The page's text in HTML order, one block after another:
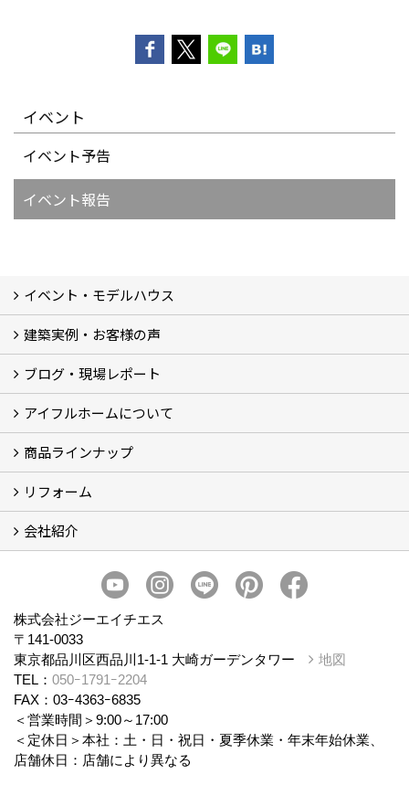
イベント
イベント予告
イベント報告
イベント・モデルハウス
イベント
モデルハウス見学
建築実例・お客様の声
建築実例
お客様の声
ブログ・現場レポート
ブログ
現場レポート
アイフルホームについて
アイフルホームについて (5)
商品ラインナップ
商品ラインナップ
リフォーム
まるごと断熱リフォーム
イベント情報
施工事例
会社紹介
スタッフ紹介
個人情報保護方針
株式会社ジーエイチエス
〒141-0033
東京都品川区西品川1-1-1 大崎ガーデンタワー
地図
TEL： 050ｰ1791ｰ2204
FAX：03ｰ4363ｰ6835
＜営業時間＞9:00～17:00
＜定休日＞本社：土・日・祝日・夏季休業・年末年始休業、
店舗休日：店舗により異なる